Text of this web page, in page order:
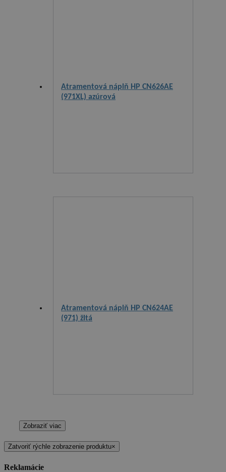
Atramentová náplň HP CN626AE
(971XL) azúrová
Atramentová náplň HP CN624AE
(971) žltá
Zobraziť viac
Zatvoriť rýchle zobrazenie produktu×
Reklamácie